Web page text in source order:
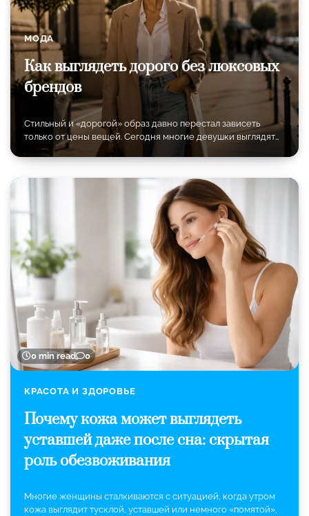
МОДА
Как выглядеть дорого без люксовых
брендов
Стильный и «дорогой» образ давно перестал зависеть
только от цены вещей. Сегодня многие девушки выглядят…
0 min read 0
КРАСОТА И ЗДОРОВЬЕ
Почему кожа может выглядеть
уставшей даже после сна: скрытая
роль обезвоживания
Многие женщины сталкиваются с ситуацией, когда утром
кожа выглядит тусклой, уставшей или немного «помятой»,